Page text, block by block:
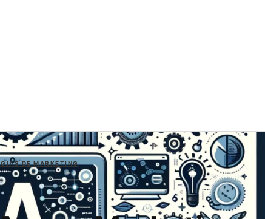
DE MARKETING